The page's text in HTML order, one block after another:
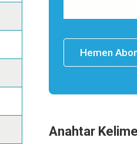
Hemen
Anahtar